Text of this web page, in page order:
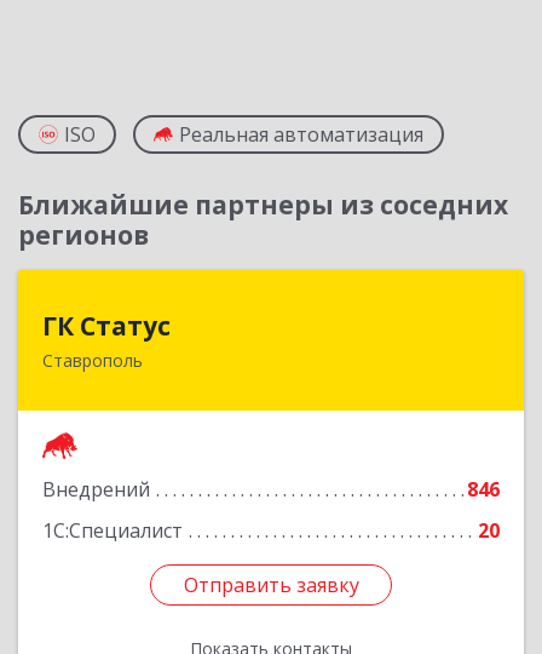
ISO Реальная автоматизация
Ближайшие партнеры из соседних
регионов
ГК Статус
Ставрополь
Внедрений
846
1С:Специалист
20
Отправить заявку
Показать контакты
355002, Ставропольский край, Ставрополь г,
Отправить заявку
Назад